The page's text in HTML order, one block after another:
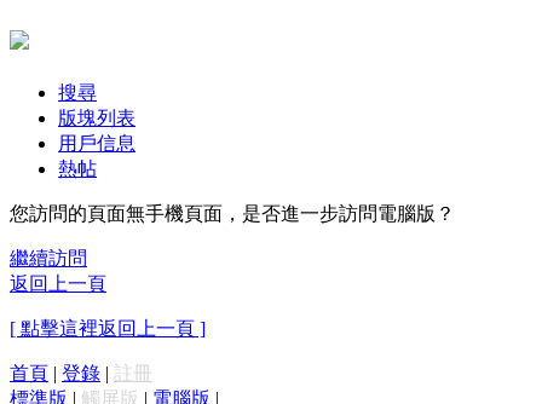
搜尋
版塊列表
用戶信息
熱帖
您訪問的頁面無手機頁面，是否進一步訪問電腦版？
繼續訪問
返回上一頁
[ 點擊這裡返回上一頁 ]
首頁 | 登錄 | 註冊
標準版 | 觸屏版 | 電腦版 |